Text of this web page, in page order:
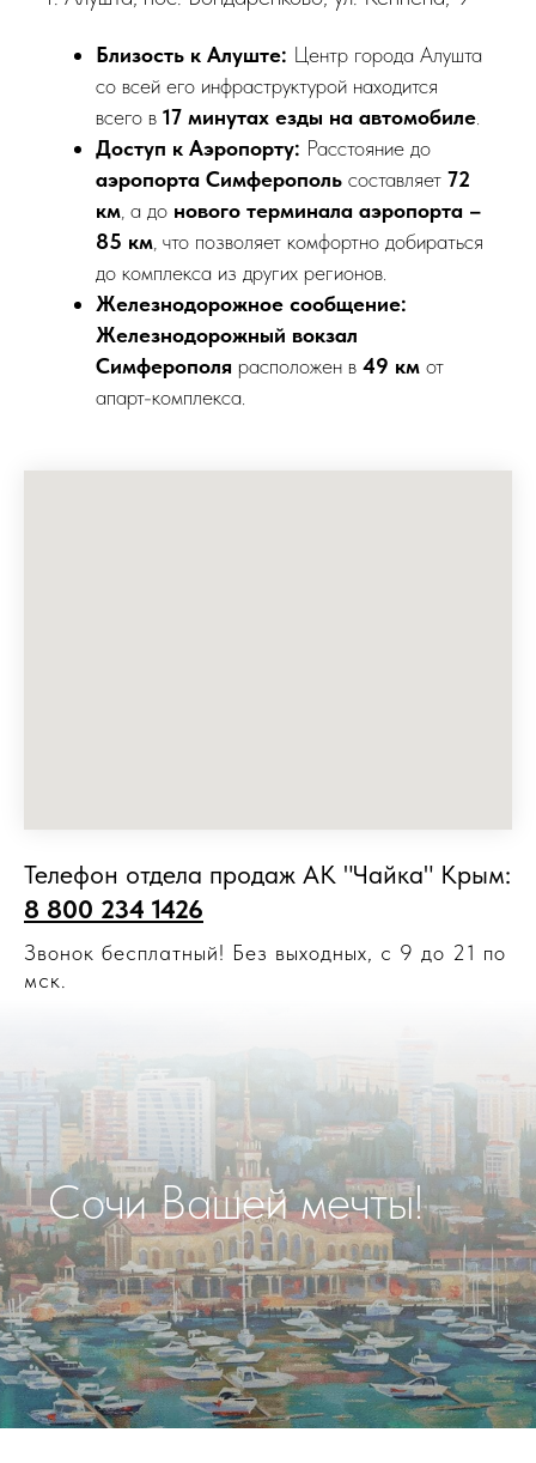
Близость к Алуште: Центр города Алушта
со всей его инфраструктурой находится
всего в 17 минутах езды на автомобиле
Доступ к Аэропорту: Расстояние до
аэропорта Симферополь составляет 72
км , а до нового терминала аэропорта –
85 км , что позволяет комфортно добираться
до комплекса из других регионов.
Железнодорожное сообщение:
Железнодорожный вокзал
Симферополя расположен в 49 км от
апарт-комплекса.
Телефон отдела продаж АК "Чайка" Крым:
8 800 234 1426
Звонок бесплатный! Без выходных, с 9 до 21 по
мск.
Сочи Вашей мечты!